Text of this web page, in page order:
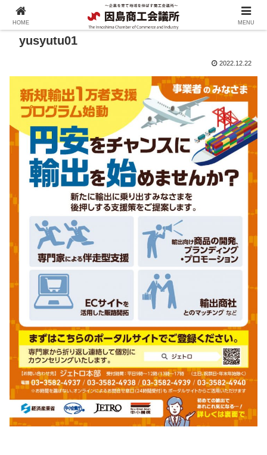
yusyutu01
2022.12.22
HOME MENU